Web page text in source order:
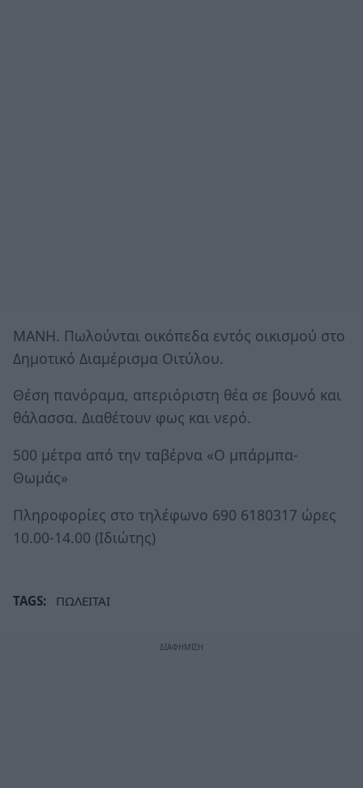
MANH. Πωλούνται οικόπεδα εντός οικισμού στο
Δημοτικό Διαμέρισμα Οιτύλου.
Θέση πανόραμα, απεριόριστη θέα σε βουνό και
θάλασσα. Διαθέτουν φως και νερό.
500 μέτρα από την ταβέρνα «Ο μπάρμπα-
Θωμάς»
Πληροφορίες στο τηλέφωνο 690 6180317 ώρες
10.00-14.00 (Ιδιώτης)
TAGS: ΠΩΛΕΙΤΑΙ